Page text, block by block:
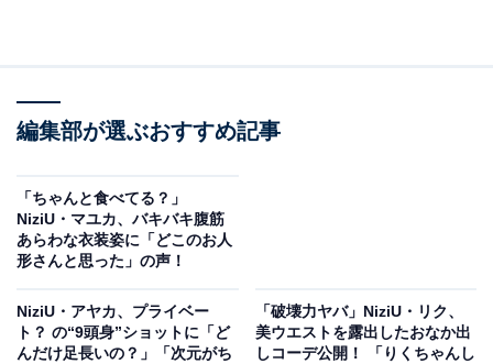
編集部が選ぶおすすめ記事
「ちゃんと食べてる？」
NiziU・マユカ、バキバキ腹筋
あらわな衣装姿に「どこのお人
形さんと思った」の声！
NiziU・アヤカ、プライベー
ト？ の“9頭身”ショットに「ど
んだけ足長いの？」「次元がち
「破壊力ヤバ」NiziU・リク、
美ウエストを露出したおなか出
しコーデ公開！ 「りくちゃんし